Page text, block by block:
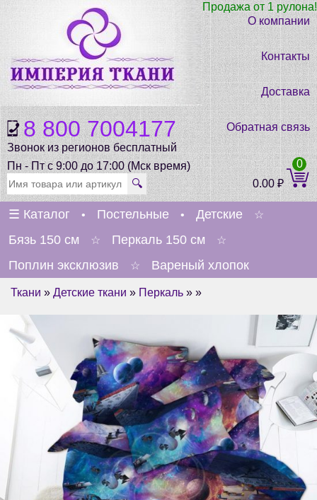
8 800 7004177
Звонок из регионов бесплатный
Пн - Пт с 9:00 до 17:00 (Мск время)
Продажа от 1 рулона!
О компании
Контакты
Доставка
Обратная связь
🔍 0.00₽
0
☰ Каталог • Постельные • Детские ☆
Бязь 150 см ☆ Перкаль 150 см ☆
Поплин эксклюзив ☆ Вареный хлопок
Ткани » Детские ткани » Перкаль » »